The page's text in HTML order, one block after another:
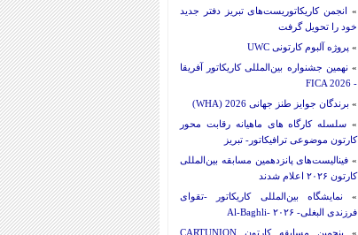
» انجمن کاریکاتوریست‌های تبریز دفتر جدید
خود را تحویل گرفت
» پروژه آلبوم کارتونی UWC
» نهمین جشنواره بین‌المللی کاریکاتور آفریقا
- FICA 2026
» برندگان جوایز طنز جهانی 2026 (WHA)
» سلسله کارگاه های ماهیانه رقابت محور
کارتون موضوعی ترافیکاتور- تبریز
» فینالیست‌های پانزدهمین مسابقه بین‌المللی
کارتون ۲۰۲۶ اعلام شدند
» نمایشگاه بین‌المللی کاریکاتور -تقوای
فرزندی البغلی- Al-Baghli- ۲۰۲۶
»
پنجمین مسابقه کارتون CARTUNION